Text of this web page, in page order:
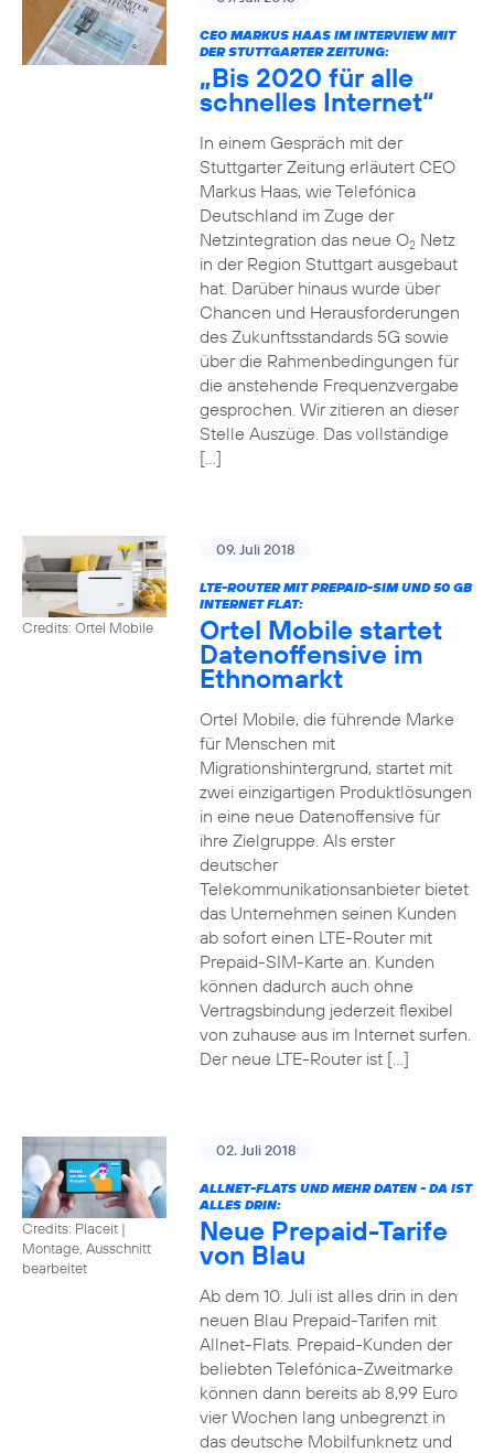
CEO MARKUS HAAS IM INTERVIEW MIT
DER STUTTGARTER ZEITUNG:
„Bis 2020 für alle
schnelles Internet“
In einem Gespräch mit der
Stuttgarter Zeitung erläutert CEO
Markus Haas, wie Telefónica
Deutschland im Zuge der
Netzintegration das neue O2Netz
in der Region Stuttgart ausgebaut
hat. Darüber hinaus wurde über
Chancen und Herausforderungen
des Zukunftsstandards 5G sowie
über die Rahmenbedingungen für
die anstehende Frequenzvergabe
gesprochen. Wir zitieren an dieser
Stelle Auszüge. Das vollständige
[…]
Credits: Ortel Mobile
09. Juli 2018
LTE-ROUTER MIT PREPAID-SIM UND 50 GB
INTERNET FLAT:
Ortel Mobile startet
Datenoffensive im
Ethnomarkt
Ortel Mobile, die führende Marke
für Menschen mit
Migrationshintergrund, startet mit
zwei einzigartigen Produktlösungen
in eine neue Datenoffensive für
ihre Zielgruppe. Als erster
deutscher
Telekommunikationsanbieter bietet
das Unternehmen seinen Kunden
ab sofort einen LTE-Router mit
Prepaid-SIM-Karte an. Kunden
können dadurch auch ohne
Vertragsbindung jederzeit flexibel
von zuhause aus im Internet surfen.
Der neue LTE-Router ist […]
Credits: Placeit |
Montage, Ausschnitt
bearbeitet
02. Juli 2018
ALLNET-FLATS UND MEHR DATEN - DA IST
ALLES DRIN:
Neue Prepaid-Tarife
von Blau
Ab dem 10. Juli ist alles drin in den
neuen Blau Prepaid-Tarifen mit
Allnet-Flats. Prepaid-Kunden der
beliebten Telefónica-Zweitmarke
können dann bereits ab 8,99 Euro
vier Wochen lang unbegrenzt in
das deutsche Mobilfunknetz und